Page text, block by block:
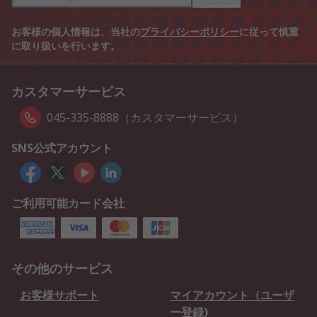
お客様の個人情報は、当社のプライバシーポリシーに従って慎重
に取り扱いを行います。
カスタマーサービス
045-335-8888（カスタマーサービス）
SNS公式アカウント
ご利用可能カード会社
その他のサービス
お客様サポート
マイアカウント（ユーザ
ー登録)